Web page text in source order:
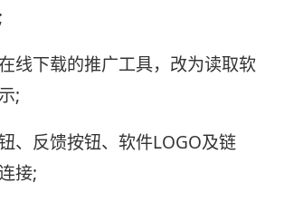
线下载的推广工具，改为读取软
;
、反馈按钮、软件LOGO及链
接;